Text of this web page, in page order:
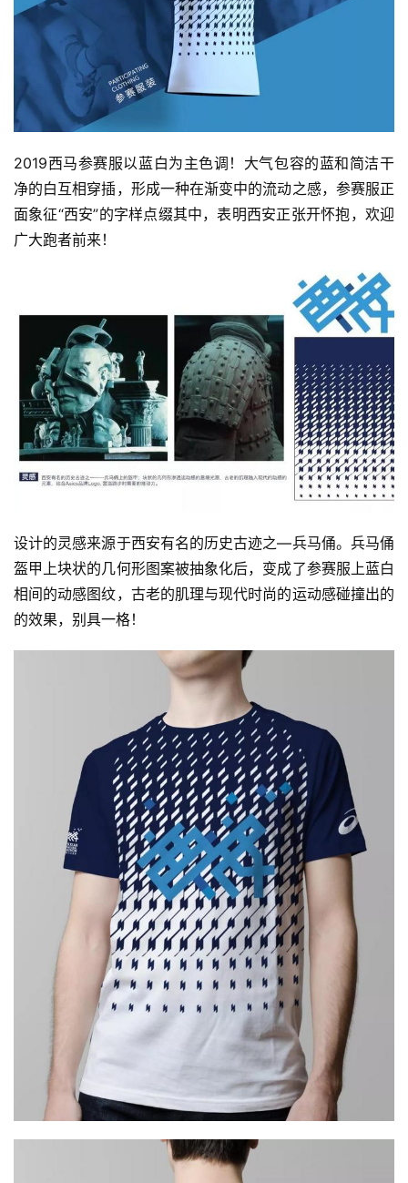
2019西马参赛服以蓝白为主色调！大气包容的蓝和简洁干
净的白互相穿插，形成一种在渐变中的流动之感，参赛服正
面象征“西安”的字样点缀其中，表明西安正张开怀抱，欢迎
广大跑者前来！
设计的灵感来源于西安有名的历史古迹之—兵马俑。兵马俑
盔甲上块状的几何形图案被抽象化后，变成了参赛服上蓝白
相间的动感图纹，古老的肌理与现代时尚的运动感碰撞出的
的效果，别具一格！